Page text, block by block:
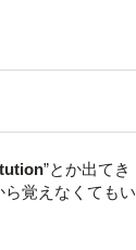
”とか出てき
覚えなくてもい